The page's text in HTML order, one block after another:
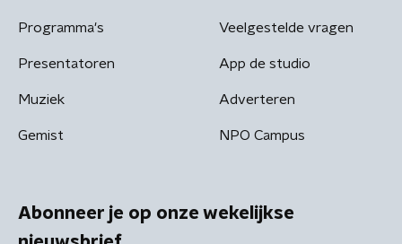
Programma's
Presentatoren
Muziek
Gemist
Veelgestelde vragen
App de studio
Adverteren
NPO Campus
Abonneer je op onze wekelijkse